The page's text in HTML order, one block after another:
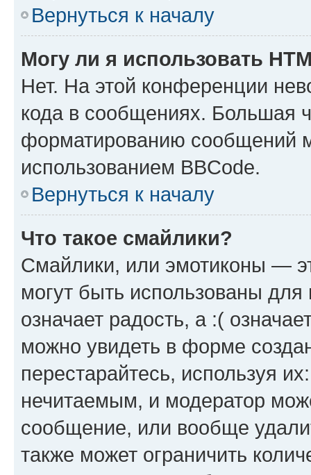
Вернуться к началу
Могу ли я использовать
Нет. На этой конференции
кода в сообщениях. Большая
форматированию сообщений
использованием BBCode.
Вернуться к началу
Что такое смайлики?
Смайлики, или эмотиконы —
могут быть использованы
означает радость, а :(
можно увидеть в форме
перестарайтесь, используя
нечитаемым, и модератор
сообщение, или вообще
также может ограничить